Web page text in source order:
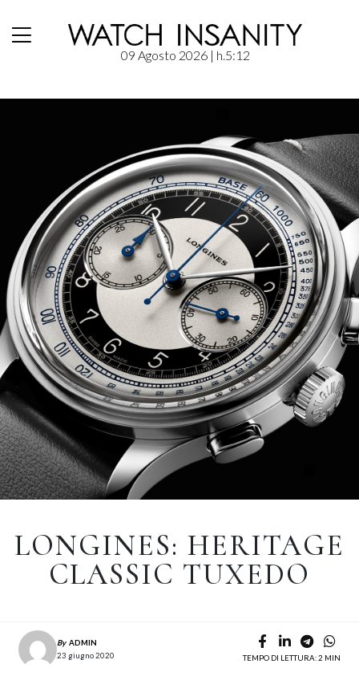
09 Agosto 2026| h.5:12
LONGINES: HERITAGE
CLASSIC TUXEDO
By ADMIN
23 giugno 2020
TEMPO DI LETTURA: 2 MIN